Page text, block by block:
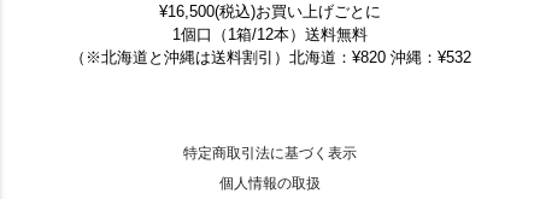
¥16,500(税込)お買い上げごとに
1個口（1箱/12本）送料無料
（※北海道と沖縄は送料割引）北海道：¥820 沖縄：¥532
特定商取引法に基づく表示
個人情報の取扱